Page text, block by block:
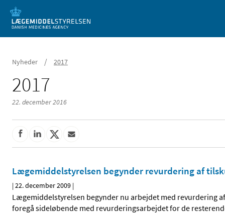
Mobil visning
Nyheder / 2017
2017
22. december 2016
Lægemiddelstyrelsen begynder revurdering af
|22. december 2009 |
Lægemiddelstyrelsen begynder nu arbejdet med revurdering
foregå sideløbende med revurderingsarbejdet for de